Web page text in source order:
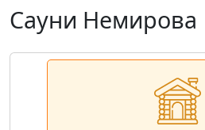
Сауни Немирова